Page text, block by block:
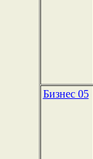
Бизнес 05